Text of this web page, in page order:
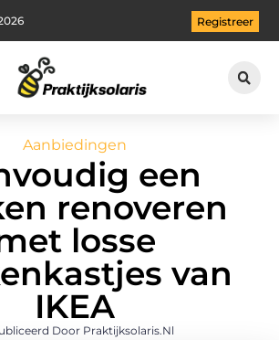
Registreer
Aanbiedingen
een
renoveren
losse
van
IKEA
Door Praktijksolaris.nl